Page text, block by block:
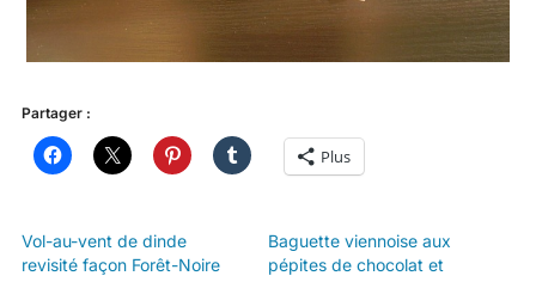
Partager :
Plus
Vol-au-vent de dinde
revisité façon Forêt-Noire
Baguette viennoise aux
pépites de chocolat et